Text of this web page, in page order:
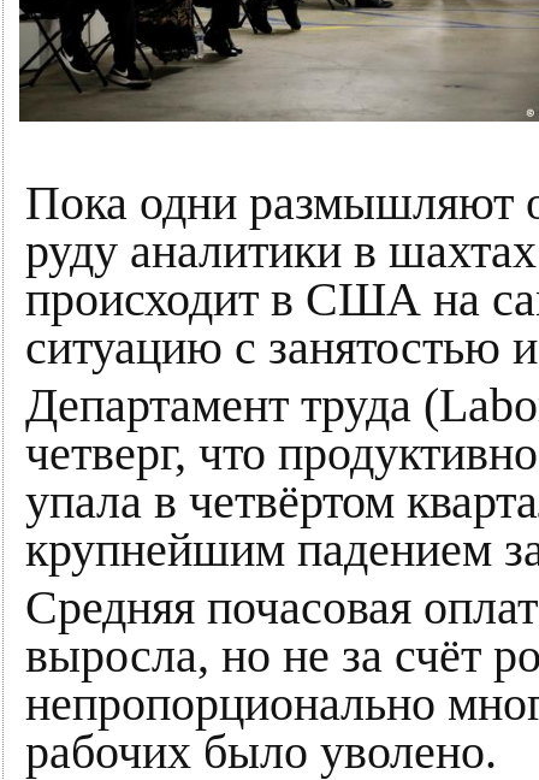
Пока одни размышляют
руду аналитики в
происходит в США на
ситуацию с занятостью
Департамент труда
четверг, что
упала в четвёртом
крупнейшим падением
Средняя почасовая
выросла, но не за счёт
непропорционально
рабочих было уволено.